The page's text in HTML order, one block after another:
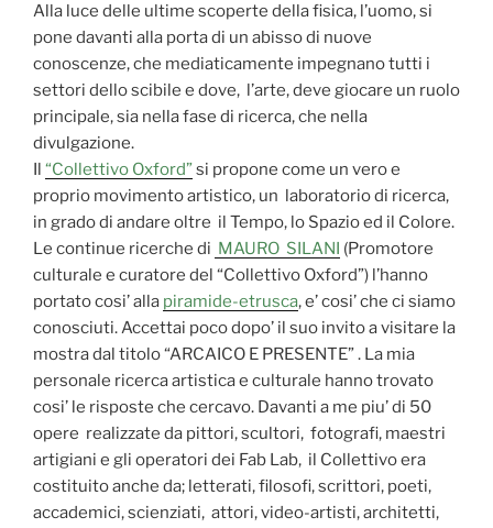
Alla luce delle ultime scoperte della fisica, l’uomo, si
pone davanti alla porta di un abisso di nuove
conoscenze, che mediaticamente impegnano tutti i
settori dello scibile e dove, l’arte, deve giocare un ruolo
principale, sia nella fase di ricerca, che nella
divulgazione.
Il “Collettivo Oxford”si propone come un vero e
proprio movimento artistico, un laboratorio di ricerca,
in grado di andare oltre il Tempo, lo Spazio ed il Colore.
Le continue ricerche di MAURO SILANI (Promotore
culturale e curatore del “Collettivo Oxford”) l’hanno
portato cosi’ alla piramide-etrusca, e’ cosi’ che ci siamo
conosciuti. Accettai poco dopo’ il suo invito a visitare la
mostra dal titolo “ARCAICO E PRESENTE” . La mia
personale ricerca artistica e culturale hanno trovato
cosi’ le risposte che cercavo. Davanti a me piu’ di 50
opere realizzate da pittori, scultori, fotografi, maestri
artigiani e gli operatori dei Fab Lab, il Collettivo era
costituito anche da; letterati, filosofi, scrittori, poeti,
accademici, scienziati, attori, video-artisti, architetti,